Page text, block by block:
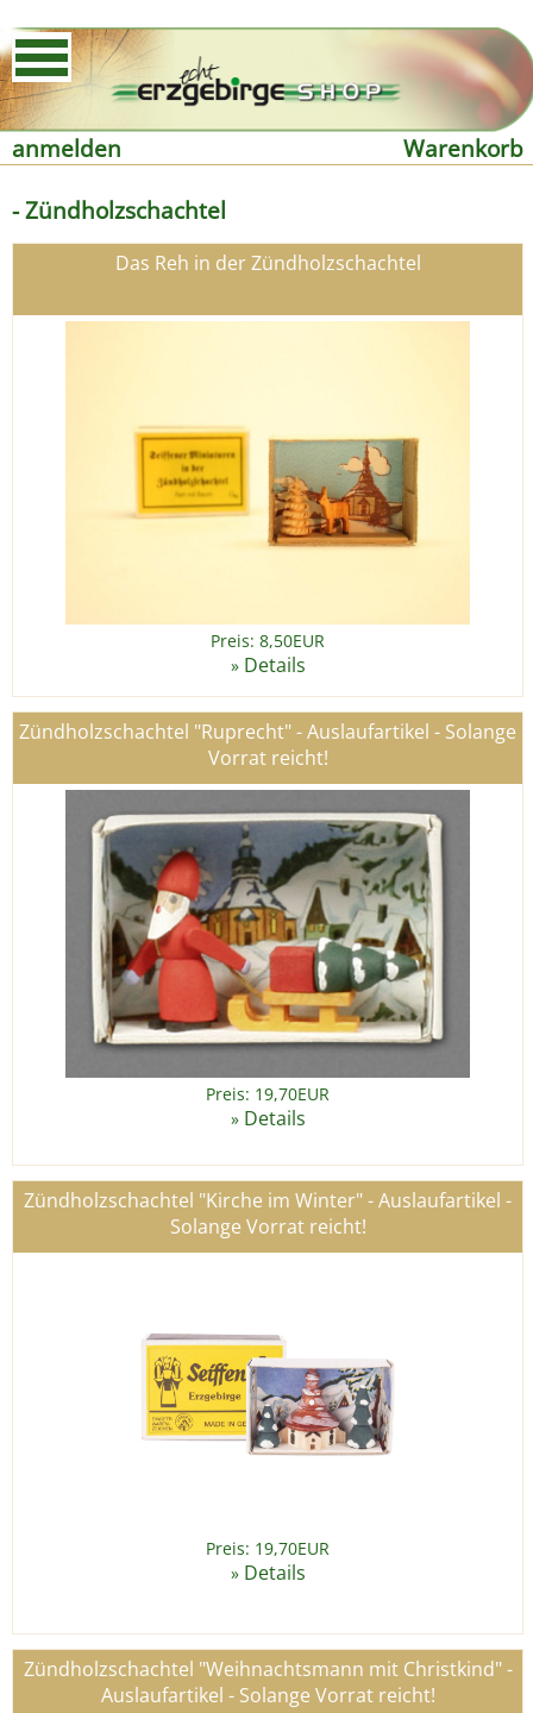
anmelden
Warenkorb
- Zündholzschachtel
Das Reh in der Zündholzschachtel
Preis: 8,50EUR
» Details
Zündholzschachtel "Ruprecht" - Auslaufartikel - Solange
Vorrat reicht!
Preis: 19,70EUR
» Details
Zündholzschachtel "Kirche im Winter" - Auslaufartikel -
Solange Vorrat reicht!
Preis: 19,70EUR
» Details
Zündholzschachtel "Weihnachtsmann mit Christkind" -
Auslaufartikel - Solange Vorrat reicht!